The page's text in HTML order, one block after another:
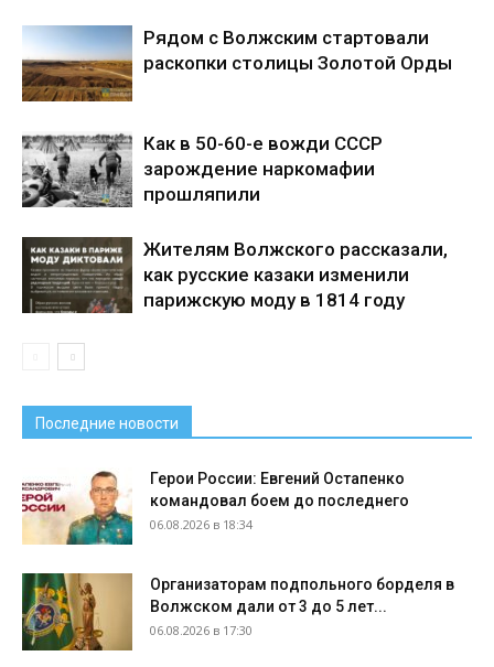
Рядом с Волжским стартовали
раскопки столицы Золотой Орды
Как в 50-60-е вожди СССР
зарождение наркомафии
прошляпили
Жителям Волжского рассказали,
как русские казаки изменили
парижскую моду в 1814 году
Последние новости
Герои России: Евгений Остапенко
командовал боем до последнего
06.08.2026 в 18:34
Организаторам подпольного борделя в
Волжском дали от 3 до 5 лет...
06.08.2026 в 17:30